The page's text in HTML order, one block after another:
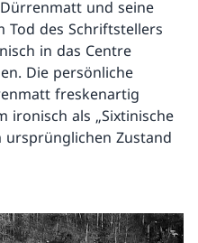
und seine
Tod des Schriftstellers
in das Centre
Die persönliche
freskenartig
ironisch als „Sixtinische
ursprünglichen Zustand